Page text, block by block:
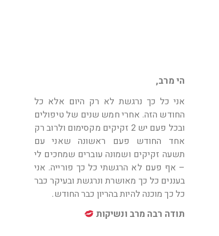
הי מרב,
אני כל כך נרגשת לא רק היום אלא כל
החודש הזה. אחרי חמש שנים של טיפולים
ובכל פעם יש 2 זקיקים מקסימום ולרוב רק
אחד החודש פעם ראשונה שאני עם
תשעה זקיקים ושמונה עוברים שמחכים לי
– אף פעם לא הרגשתי כל כך פורייה. אני
בעננים כל כך מאושרת ונרגשת ובעיקר כבר
כל כך מוכנה להיות בהריון כבר החודש.
תודה רבה מרב ונשיקות